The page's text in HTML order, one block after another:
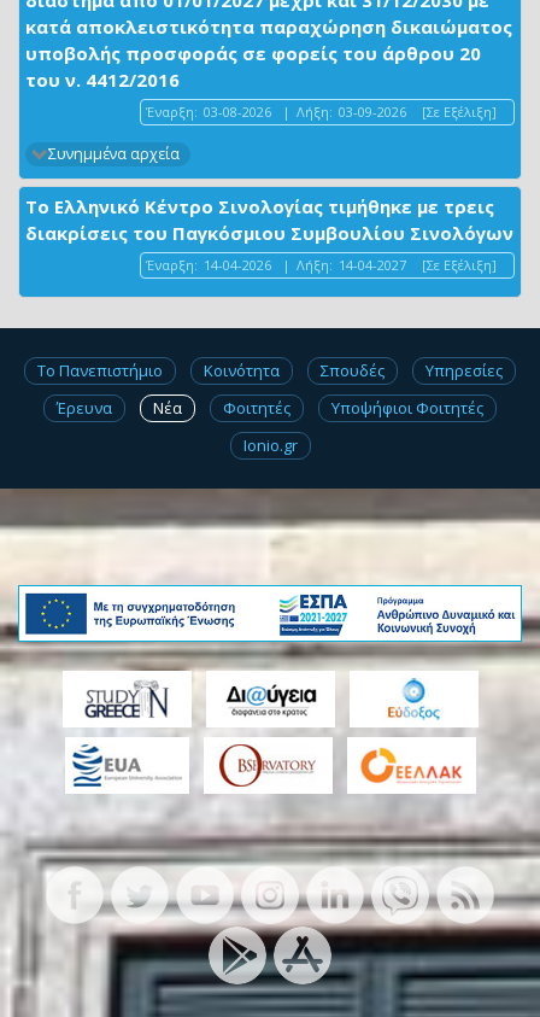
κατά αποκλειστικότητα παραχώρηση δικαιώματος
υποβολής προσφοράς σε φορείς του άρθρου 20
του ν. 4412/2016
Έναρξη: 03-08-2026 | Λήξη: 03-09-2026 [Σε Εξέλιξη]
Συνημμένα αρχεία
Το Ελληνικό Κέντρο Σινολογίας τιμήθηκε με τρεις
διακρίσεις του Παγκόσμιου Συμβουλίου Σινολόγων
Έναρξη: 14-04-2026 | Λήξη: 14-04-2027 [Σε Εξέλιξη]
Το Πανεπιστήμιο Κοινότητα Σπουδές
Υπηρεσίες
Έρευνα
Νέα Φοιτητές
Υποψήφιοι Φοιτητές
Ionio.gr